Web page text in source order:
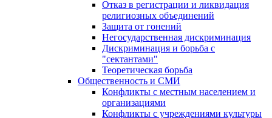
Отказ в регистрации и ликвидация
религиозных объединений
Защита от гонений
Негосударственная дискриминация
Дискриминация и борьба с
"сектантами"
Теоретическая борьба
Общественность и СМИ
Конфликты с местным населением и
организациями
Конфликты с учреждениями культуры